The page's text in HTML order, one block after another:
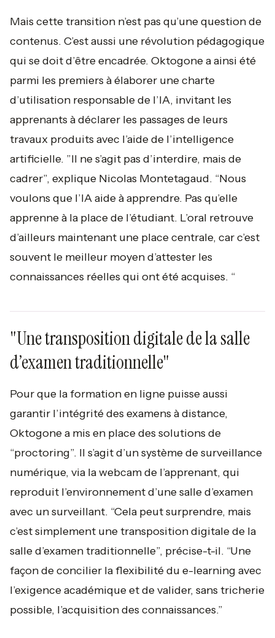
Mais cette transition n’est pas qu’une question de
contenus. C’est aussi une révolution pédagogique
qui se doit d’être encadrée. Oktogone a ainsi été
parmi les premiers à élaborer une charte
d’utilisation responsable de l’IA, invitant les
apprenants à déclarer les passages de leurs
travaux produits avec l’aide de l’intelligence
artificielle. ”Il ne s’agit pas d’interdire, mais de
cadrer”, explique Nicolas Montetagaud. “Nous
voulons que l’IA aide à apprendre. Pas qu’elle
apprenne à la place de l’étudiant. L’oral retrouve
d’ailleurs maintenant une place centrale, car c’est
souvent le meilleur moyen d’attester les
connaissances réelles qui ont été acquises. “
"Une transposition digitale de la salle
d’examen traditionnelle"
Pour que la formation en ligne puisse aussi
garantir l’intégrité des examens à distance,
Oktogone a mis en place des solutions de
“proctoring”. Il s’agit d’un système de surveillance
numérique, via la webcam de l’apprenant, qui
reproduit l’environnement d’une salle d’examen
avec un surveillant. “Cela peut surprendre, mais
c’est simplement une transposition digitale de la
salle d’examen traditionnelle”, précise-t-il. “Une
façon de concilier la flexibilité du e-learning avec
l’exigence académique et de valider, sans tricherie
possible, l’acquisition des connaissances.”